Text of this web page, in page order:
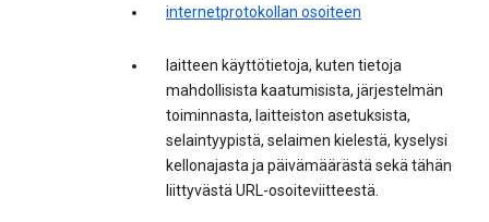
internetprotokollan osoiteen
laitteen käyttötietoja, kuten tietoja
mahdollisista kaatumisista, järjestelmän
toiminnasta, laitteiston asetuksista,
selaintyypistä, selaimen kielestä, kyselysi
kellonajasta ja päivämäärästä sekä tähän
liittyvästä URL-osoiteviitteestä.